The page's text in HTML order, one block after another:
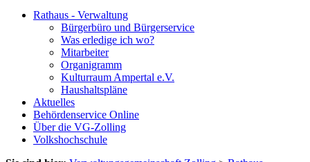
Rathaus - Verwaltung
Bürgerbüro und Bürgerservice
Was erledige ich wo?
Mitarbeiter
Organigramm
Kulturraum Ampertal e.V.
Haushaltspläne
Aktuelles
Behördenservice Online
Über die VG-Zolling
Volkshochschule